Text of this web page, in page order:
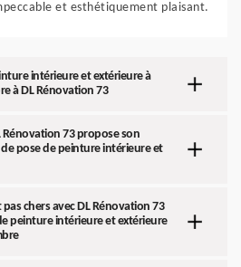
et esthétiquement plaisant.
intérieure et extérieure à
à DL Rénovation 73
73 propose son
pose de peinture intérieure et
chers avec DL Rénovation 73
peinture intérieure et extérieure